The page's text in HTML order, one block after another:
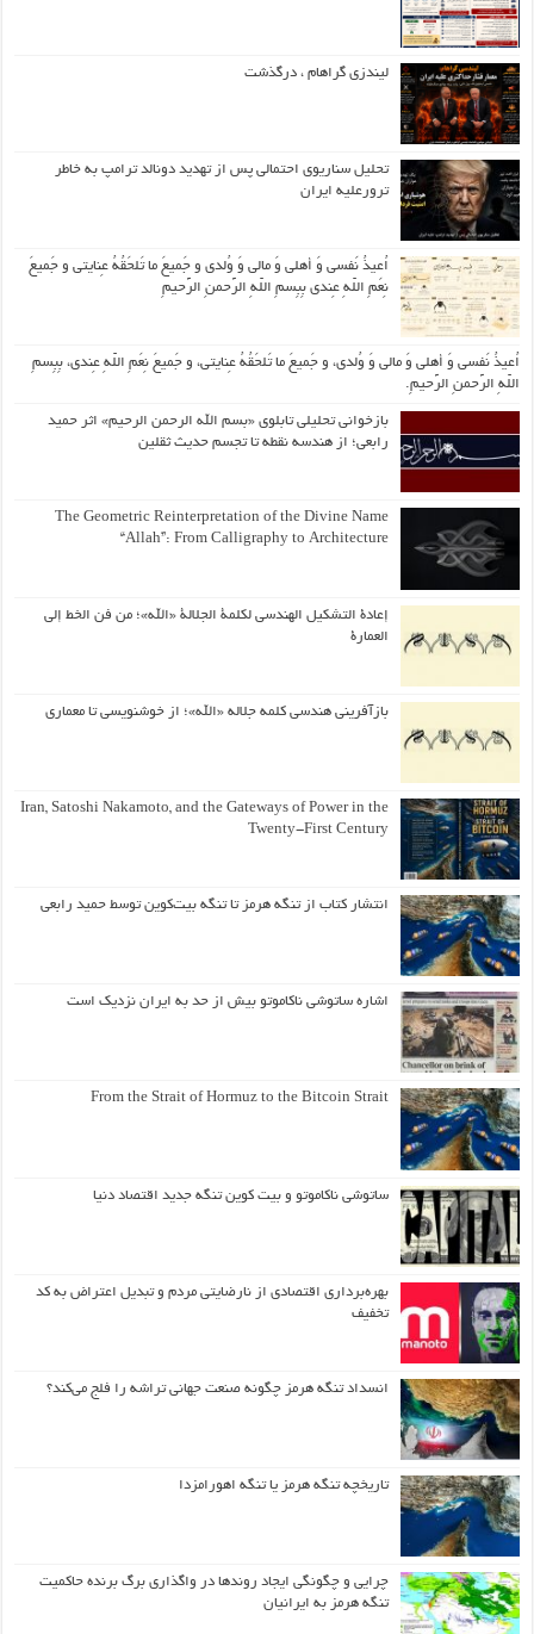
لیندزی گراهام ، درگذشت
تحلیل سناریوی احتمالی پس از تهدید دونالد ترامپ به خاطر
ترورعلیه ایران
اُعیذُ نَفسی وَ أهلی وَ مالی وَ وُلدی و جَمیعَ ما تَلحَقُهُ عِنایتی و جَمیعَ
نِعَمِ اللّهِ عِندی بِبِسمِ اللّهِ الرَّحمنِ الرَّحیمِ
اُعیذُ نَفسی وَ أهلی وَ مالی وَ وُلدی، و جَمیعَ ما تَلحَقُهُ عِنایتی، و جَمیعَ نِعَمِ اللّهِ عِندی، بِبِسمِ
اللّهِ الرَّحمنِ الرَّحیمِ.
بازخوانی تحلیلی تابلوی «بسم الله الرحمن الرحیم» اثر حمید
رابعی؛ از هندسه نقطه تا تجسم حدیث ثقلین
The Geometric Reinterpretation of the Divine Name
“Allah”: From Calligraphy to Architecture
إعادة التشكيل الهندسي لكلمة الجلالة «الله»؛ من فن الخط إلى
العمارة
بازآفرینی هندسی کلمه جلاله «الله»؛ از خوشنویسی تا معماری
Iran, Satoshi Nakamoto, and the Gateways of Power in the
Twenty-First Century
انتشار کتاب از تنگه هرمز تا تنگه بیت‌کوین توسط حمید رابعی
اشاره ساتوشی ناکاموتو بیش از حد به ایران نزدیک است
From the Strait of Hormuz to the Bitcoin Strait
ساتوشی ناکاموتو و بیت کوین تنگه جدید اقتصاد دنیا
بهره‌برداری اقتصادی از نارضایتی مردم و تبدیل اعتراض به کد
تخفیف
انسداد تنگه هرمز چگونه صنعت جهانی تراشه را فلج می‌کند؟
تاریخچه تنگه هرمز یا تنگه اهورامزدا
چرایی و چگونگی ایجاد روندها در واگذاری برگ برنده حاکمیت
تنگه هرمز به ایرانیان